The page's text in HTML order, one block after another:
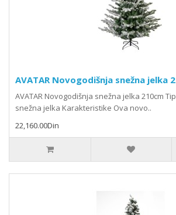
AVATAR Novogodišnja snežna jelka
AVATAR Novogodišnja snežna jelka 210cm
snežna jelka Karakteristike Ova novo..
22,160.00Din